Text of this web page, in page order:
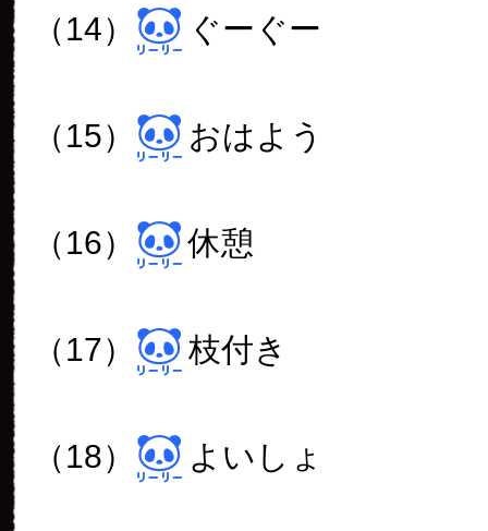
（14） ぐーぐー
（15） おはよう
（16） 休憩
（17） 枝付き
（18） よいしょ